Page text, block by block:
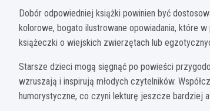
Dobór odpowiedniej książki powinien być
kolorowe, bogato ilustrowane opowiadania, które
książeczki o wiejskich zwierzętach lub
Starsze dzieci mogą sięgnąć po powieści
wzruszają i inspirują młodych czytelników.
humorystyczne, co czyni lekturę jeszcze bardziej